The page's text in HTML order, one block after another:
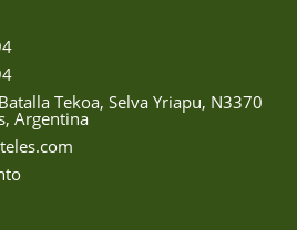
Tekoa, Selva Yriapu, N3370
Argentina